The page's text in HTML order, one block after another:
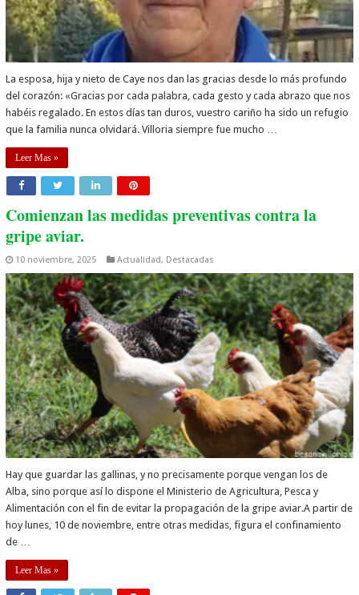
La esposa, hija y nieto de Caye nos dan las gracias desde lo más profundo
del corazón: «Gracias por cada palabra, cada gesto y cada abrazo que nos
habéis regalado. En estos días tan duros, vuestro cariño ha sido un refugio
que la familia nunca olvidará. Villoria siempre fue mucho …
Leer Mas »
Comienzan las medidas preventivas contra la
gripe aviar.
10 noviembre, 2025 Actualidad, Destacadas
Hay que guardar las gallinas, y no precisamente porque vengan los de
Alba, sino porque así lo dispone el Ministerio de Agricultura, Pesca y
Alimentación con el fin de evitar la propagación de la gripe aviar.A partir de
hoy lunes, 10 de noviembre, entre otras medidas, figura el confinamiento
de …
Leer Mas »